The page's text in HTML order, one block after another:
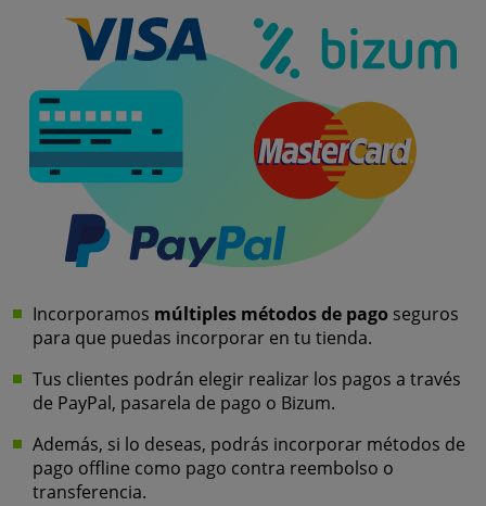
Incorporamos múltiples métodos de pago seguros
para que puedas incorporar en tu tienda.
Tus clientes podrán elegir realizar los pagos a través
de PayPal, pasarela de pago o Bizum.
Además, si lo deseas, podrás incorporar métodos de
pago offline como pago contra reembolso o
transferencia.